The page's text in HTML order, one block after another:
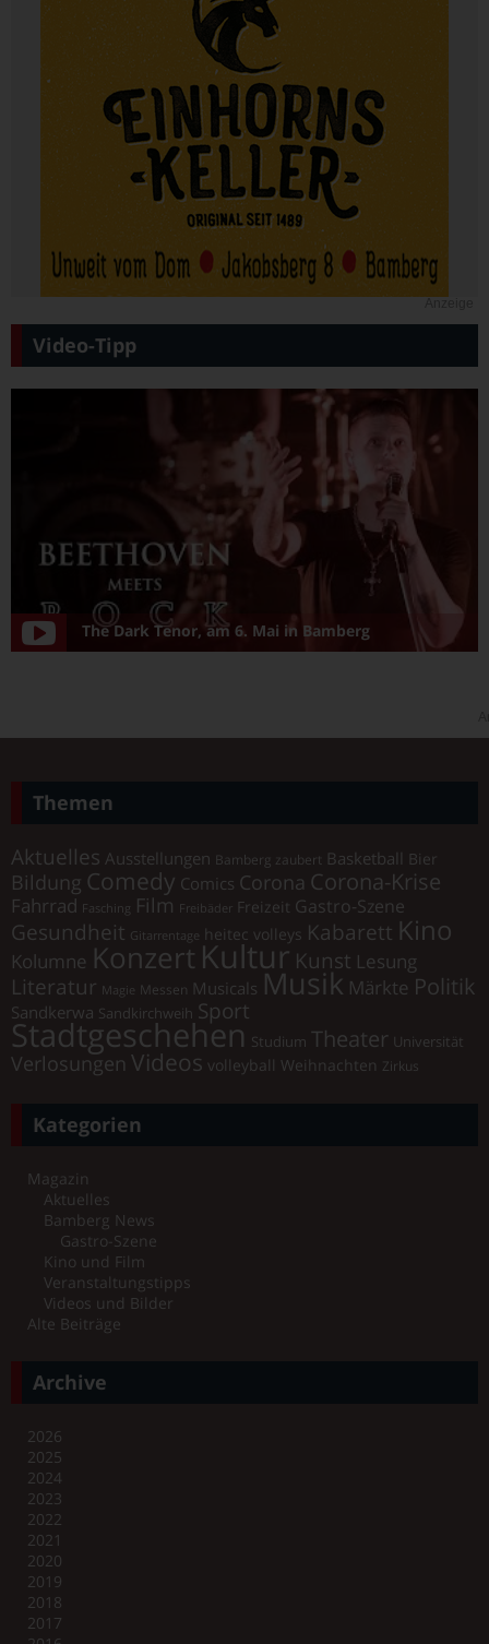
Video-Tipp
The Dark Tenor, am 6. Mai in Bamberg
Themen
Aktuelles Ausstellungen Bamberg zaubert Basketball Bier
Bildung Comedy Comics Corona Corona-Krise
Fahrrad Fasching Film Freibäder Freizeit Gastro-Szene
Gesundheit Gitarrentage heitec volleys Kabarett Kino
Kolumne Konzert Kultur Kunst Lesung
Literatur Magie Messen Musicals Musik Märkte Politik
Sandkerwa Sandkirchweih Sport
Stadtgeschehen Studium Theater Universität
Verlosungen Videos volleyball Weihnachten Zirkus
Kategorien
Magazin
Aktuelles
Bamberg News
Gastro-Szene
Kino und Film
Veranstaltungstipps
Videos und Bilder
Alte Beiträge
Archive
2026
2025
2024
2023
2022
2021
2020
2019
2018
2017